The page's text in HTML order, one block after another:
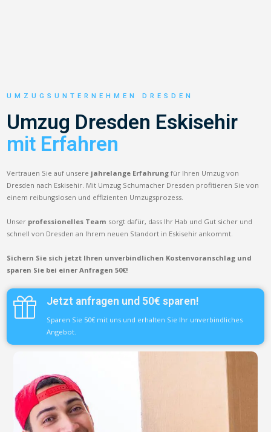
UMZUGSUNTERNEHMEN DRESDEN
Umzug Dresden Eskisehir
mit Erfahren
Vertrauen Sie auf unsere jahrelange Erfahrung für Ihren Umzug von
Dresden nach Eskisehir. Mit Umzug Schumacher Dresden profitieren Sie von
einem reibungslosen und effizienten Umzugsprozess.
Unser professionelles Team sorgt dafür, dass Ihr Hab und Gut sicher und
schnell von Dresden an Ihrem neuen Standort in Eskisehir ankommt.
Sichern Sie sich jetzt Ihren unverbindlichen Kostenvoranschlag und
sparen Sie bei einer Anfragen 50€!
Jetzt anfragen und 50€ sparen!
Sparen Sie 50€ mit uns und erhalten Sie Ihr unverbindliches
Angebot.